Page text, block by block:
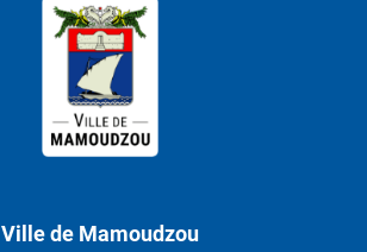
Ville de Mamoudzou